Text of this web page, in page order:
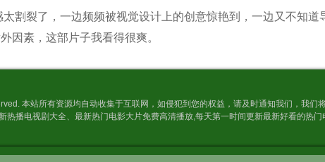
太割裂了，一边频频被视觉设计上的创意惊艳到，一边又不知道
因素，这部片子我看得很爽。
本站所有资源均自动收集于互联网，如侵犯到您的权益，请及时通知我们，我们将
热播电视剧大全、最新热门电影大片免费高清播放,每天第一时间更新最新好看的热